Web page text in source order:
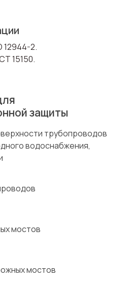
12944-2.
15150.
защиты
трубопроводов
водоснабжения,
мостов
мостов